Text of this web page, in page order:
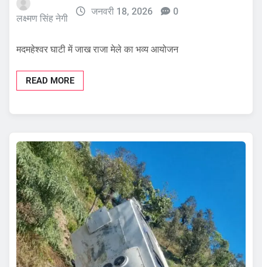
लक्ष्मण सिंह नेगी
जनवरी 18, 2026 0
मदमहेश्वर घाटी में जाख राजा मेले का भव्य आयोजन
READ MORE